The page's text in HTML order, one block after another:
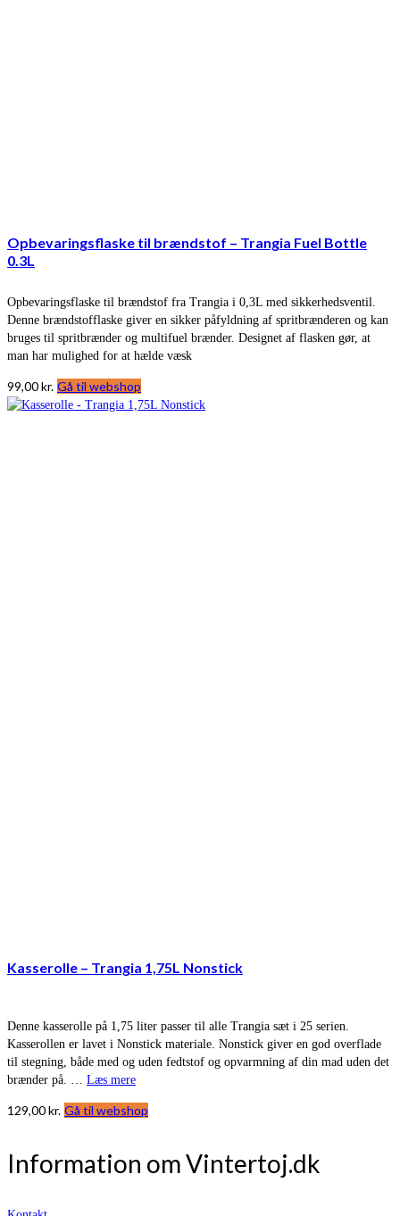
Opbevaringsflaske til brændstof – Trangia Fuel Bottle
0.3L
Opbevaringsflaske til brændstof fra Trangia i 0,3L med sikkerhedsventil.
Denne brændstofflaske giver en sikker påfyldning af spritbrænderen og kan
bruges til spritbrænder og multifuel brænder. Designet af flasken gør, at
man har mulighed for at hælde væsk
99,00kr. Gå til webshop
Kasserolle – Trangia 1,75L Nonstick
Denne kasserolle på 1,75 liter passer til alle Trangia sæt i 25 serien.
Kasserollen er lavet i Nonstick materiale. Nonstick giver en god overflade
til stegning, både med og uden fedtstof og opvarmning af din mad uden det
brænder på. … Læs mere
129,00kr. Gå til webshop
Information om Vintertoj.dk